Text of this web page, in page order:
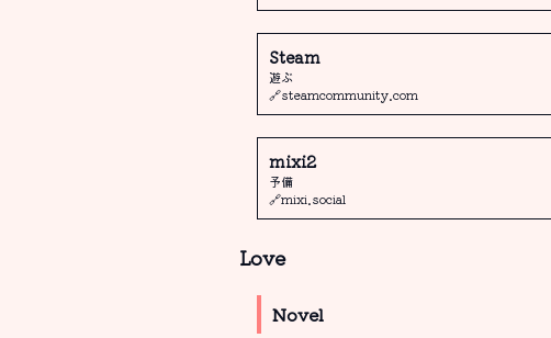
Steam
遊ぶ
🔗steamcommunity.com
mixi2
予備
🔗mixi.social
Love
Novel